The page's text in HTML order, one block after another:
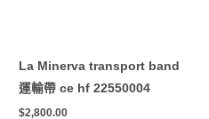
La Minerva transport band
運輸帶 ce hf 22550004
$2,800.00